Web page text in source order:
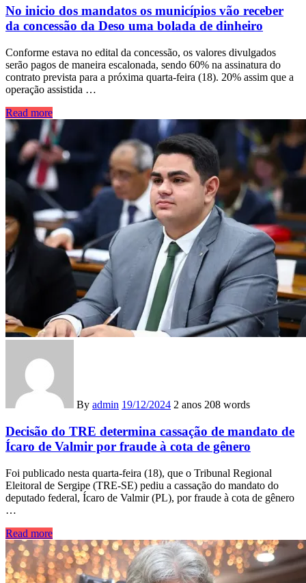
No inicio dos mandatos os municípios vão receber
da concessão da Deso uma bolada de dinheiro
Conforme estava no edital da concessão, os valores divulgados
serão pagos de maneira escalonada, sendo 60% na assinatura do
contrato prevista para a próxima quarta-feira (18). 20% assim que a
operação assistida …
Read more
By admin 19/12/2024 2 anos 208 words
Decisão do TRE determina cassação de mandato de
Ícaro de Valmir por fraude à cota de gênero
Foi publicado nesta quarta-feira (18), que o Tribunal Regional
Eleitoral de Sergipe (TRE-SE) pediu a cassação do mandato do
deputado federal, Ícaro de Valmir (PL), por fraude à cota de gênero
…
Read more